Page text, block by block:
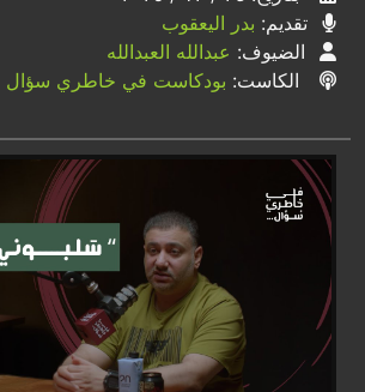
تقديم: بدر اليعقوب
الضيوف: عبدالله العبدالله
الكاست: بودكاست في خاطري سؤال